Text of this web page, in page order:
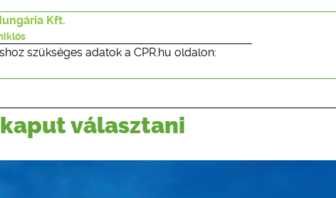
Kft.
szükséges adatok a CPR.hu oldalon:
választani